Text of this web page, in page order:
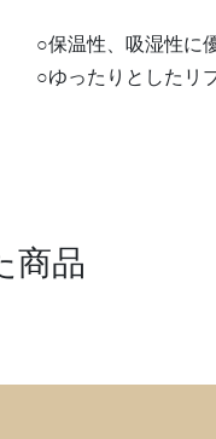
○保温性、吸湿性に
○ゆったりとしたリ
商品